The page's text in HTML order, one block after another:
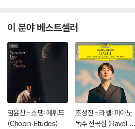
이 분야 베스트셀러
임윤찬 - 쇼팽: 에튀드
(Chopin: Etudes)
조성진 - 라벨: 피아노
독주 전곡집 (Ravel: T